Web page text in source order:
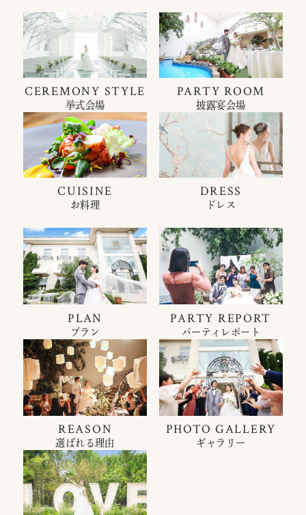
CEREMONY STYLE
挙式会場
PARTY ROOM
披露宴会場
CUISINE
お料理
DRESS
ドレス
PLAN
プラン
PARTY REPORT
パーティレポート
REASON
選ばれる理由
PHOTO GALLERY
ギャラリー